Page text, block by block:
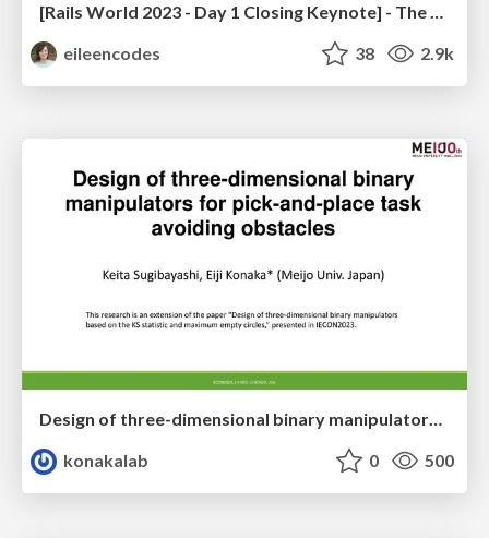
[Rails World 2023 - Day 1 Closing Keynote] - The Magic of Rails
eileencodes
38 2.9k
konakalab
0 500